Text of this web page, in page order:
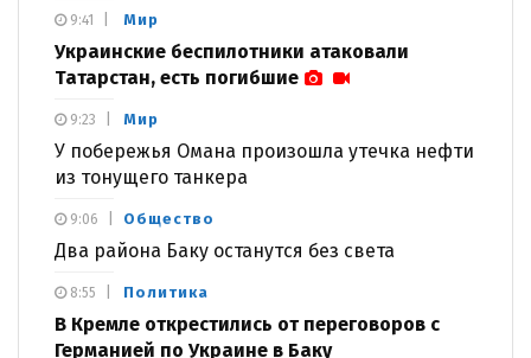
Мир
Украинские беспилотники атаковали
Татарстан, есть погибшие
9:41
Мир
У побережья Омана произошла утечка нефти
из тонущего танкера
9:23
Общество
Два района Баку останутся без света
9:06
Политика
В Кремле открестились от переговоров с
Германией по Украине в Баку
8:55